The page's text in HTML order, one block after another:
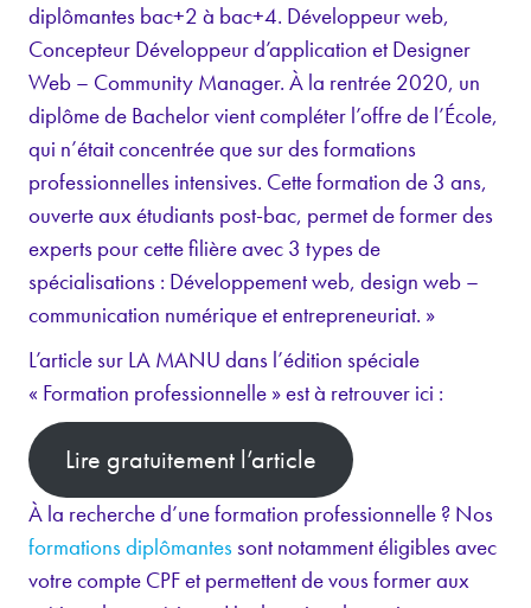
diplômantes bac+2 à bac+4. Développeur web,
Concepteur Développeur d’application et Designer
Web – Community Manager. À la rentrée 2020, un
diplôme de Bachelor vient compléter l’offre de l’École,
qui n’était concentrée que sur des formations
professionnelles intensives. Cette formation de 3 ans,
ouverte aux étudiants post-bac, permet de former des
experts pour cette filière avec 3 types de
spécialisations : Développement web, design web –
communication numérique et entrepreneuriat. »
L’article sur LA MANU dans l’édition spéciale
« Formation professionnelle » est à retrouver ici :
Lire gratuitement l’article
À la recherche d’une formation professionnelle ? Nos
formations diplômantessont notamment éligibles avec
votre compte CPF et permettent de vous former aux